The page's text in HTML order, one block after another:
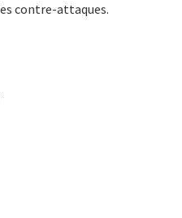
contre-attaques.